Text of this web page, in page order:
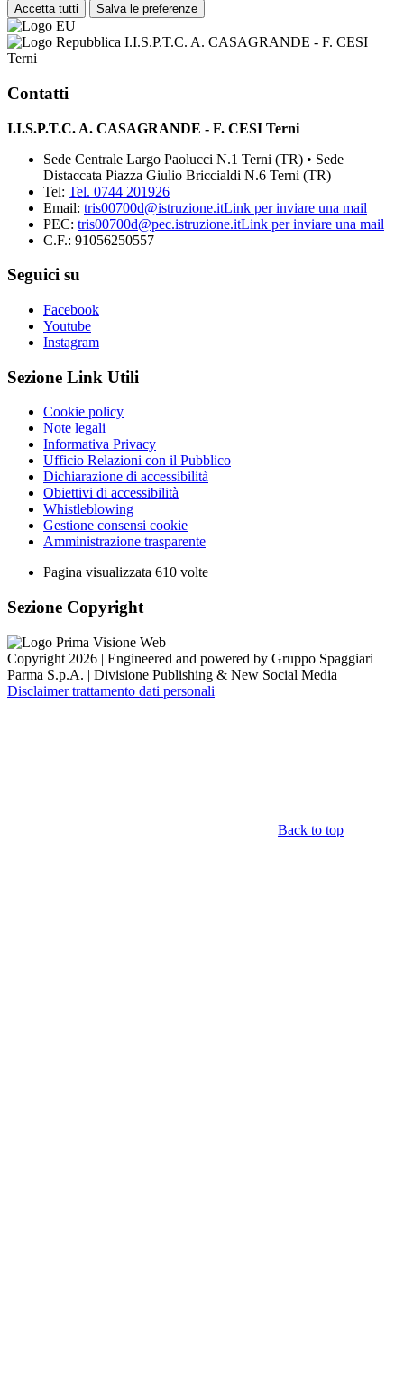
Accetta tutti Salva le preferenze
I.I.S.P.T.C. A. CASAGRANDE - F. CESI
Terni
Contatti
I.I.S.P.T.C. A. CASAGRANDE - F. CESI Terni
Sede Centrale Largo Paolucci N.1 Terni (TR) • Sede
Distaccata Piazza Giulio Briccialdi N.6 Terni (TR)
Tel: Tel. 0744 201926
Email: tris00700d@istruzione.itLink per inviare una mail
PEC: tris00700d@pec.istruzione.itLink per inviare una mail
C.F.: 91056250557
Seguici su
Facebook
Youtube
Instagram
Sezione Link Utili
Cookie policy
Note legali
Informativa Privacy
Ufficio Relazioni con il Pubblico
Dichiarazione di accessibilità
Obiettivi di accessibilità
Whistleblowing
Gestione consensi cookie
Amministrazione trasparente
Pagina visualizzata 610 volte
Sezione Copyright
Copyright 2026 | Engineered and powered by Gruppo Spaggiari
Parma S.p.A. | Divisione Publishing & New Social Media
Disclaimer trattamento dati personali
Back to top